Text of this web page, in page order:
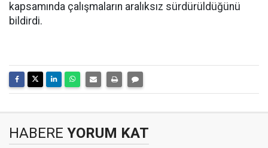
kapsamında çalışmaların aralıksız sürdürüldüğünü
bildirdi.
HABERE YORUM KAT